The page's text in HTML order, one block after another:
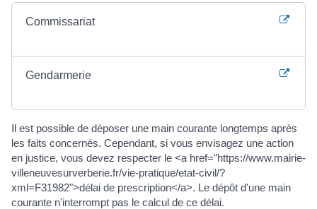
Commissariat
Gendarmerie
Il est possible de déposer une main courante longtemps après
les faits concernés. Cependant, si vous envisagez une action
en justice, vous devez respecter le <a href="https://www.mairie-
villeneuvesurverberie.fr/vie-pratique/etat-civil/?
xml=F31982">délai de prescription</a>. Le dépôt d'une main
courante n'interrompt pas le calcul de ce délai.